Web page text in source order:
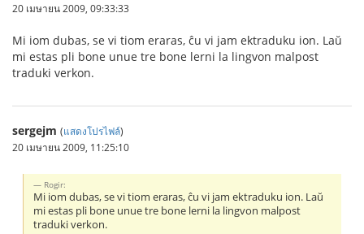
20 เมษายน 2009, 09:33:33
Mi iom dubas, se vi tiom eraras, ĉu vi jam ektraduku ion. Laŭ
mi estas pli bone unue tre bone lerni la lingvon malpost
traduki verkon.
sergejm (แสดงโปรไฟล์)
20 เมษายน 2009, 11:25:10
Rogir:
Mi iom dubas, se vi tiom eraras, ĉu vi jam ektraduku ion. Laŭ
mi estas pli bone unue tre bone lerni la lingvon malpost
traduki verkon.